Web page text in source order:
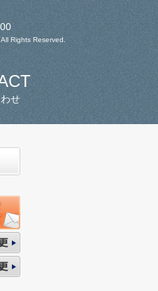
Rights Reserved.
せ